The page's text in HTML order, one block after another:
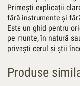
Primești explicații
fără instrumente și
Este un ghid pentru
pe munte, în natură
privești cerul și știi
Produse